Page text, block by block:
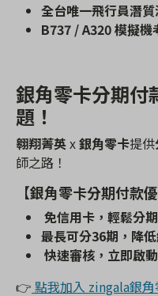
全台唯一飛行員潛
B737 / A320模擬機
銀角零卡分期付
題！
翱翔菁英x銀角零卡提供
師之路！
【銀角零卡分期付款優
免信用卡，輕鬆分期
最長可分36期，降
快速審核，立即啟
👉 點我加入 zingala銀角